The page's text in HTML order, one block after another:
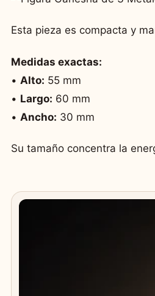
Esta pieza es compacta y
Medidas exactas:
• Alto: 55 mm
• Largo: 60 mm
• Ancho: 30 mm
Su tamaño concentra la